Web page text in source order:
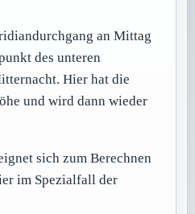
an Mittag
des unteren
Hier hat die
und wird dann wieder
sich zum Berechnen
im Spezialfall der